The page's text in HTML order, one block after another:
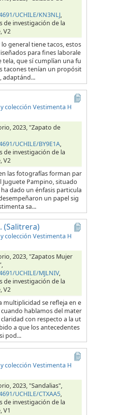
UCHILE/KN3NLJ,
de investigación de la
V2
general tiene tacos, estos
para fines laborale
tela, que sí cumplían una fu
tacones tenían un propósit
adaptánd...
colección Vestimenta H
2023, "Zapato de
UCHILE/BY9E1A,
de investigación de la
V2
las fotografías forman par
Juguete Pampino, situado
ha dado un énfasis particula
un papel sig
sa...
(Salitrera)
colección Vestimenta H
2023, "Zapatos Mujer
UCHILE/MJLNIV,
de investigación de la
V2
multiplicidad se refleja en e
hablamos del mater
con respecto a la ut
a que los antecedentes
pod...
colección Vestimenta H
2023, "Sandalias",
UCHILE/CTXAA5,
de investigación de la
V1